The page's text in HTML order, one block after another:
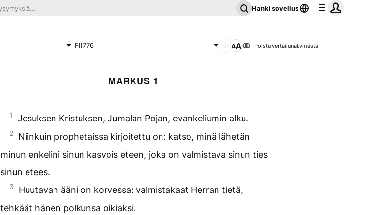
Hanki sovellus
FI1776 Poistu vertailunäkymästä
MARKUS 1
1 Jesuksen Kristuksen, Jumalan Pojan, evankeliumin alku.
2
Niinkuin prophetaissa kirjoitettu on: katso, minä lähetän
minun enkelini sinun kasvois eteen, joka on valmistava sinun ties
sinun etees.
3
Huutavan ääni on korvessa: valmistakaat Herran tietä,
tehkäät hänen polkunsa oikiaksi.